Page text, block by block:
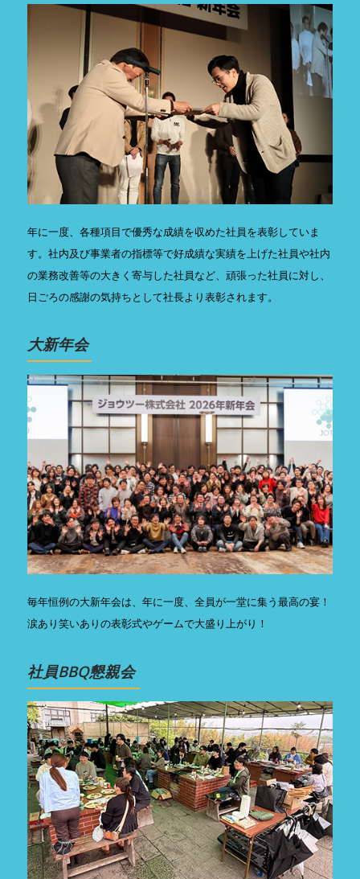
年に一度、各種項目で優秀な成績を収めた社員を表彰していま
す。社内及び事業者の指標等で好成績な実績を上げた社員や社内
の業務改善等の大きく寄与した社員など、頑張った社員に対し、
日ごろの感謝の気持ちとして社長より表彰されます。
大新年会
毎年恒例の大新年会は、年に一度、全員が一堂に集う最高の宴！
涙あり笑いありの表彰式やゲームで大盛り上がり！
社員BBQ懇親会